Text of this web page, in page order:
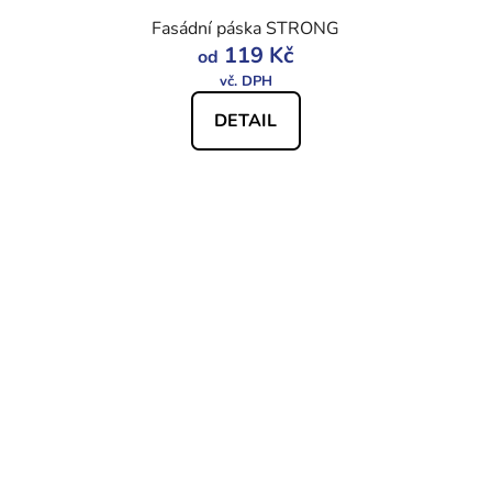
Fasádní páska STRONG
od 119 Kč
DETAIL